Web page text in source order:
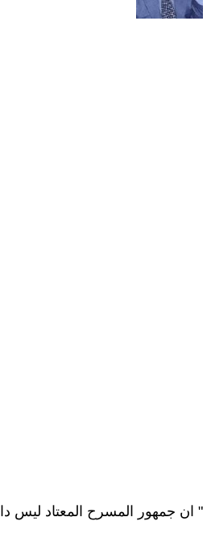
" ان جمهور المسرح المعتاد ليس